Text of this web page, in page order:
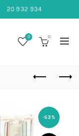
20 932 934
0 0
-53%